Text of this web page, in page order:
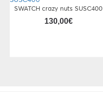
SWATCH crazy nuts SUSC400
130,00€